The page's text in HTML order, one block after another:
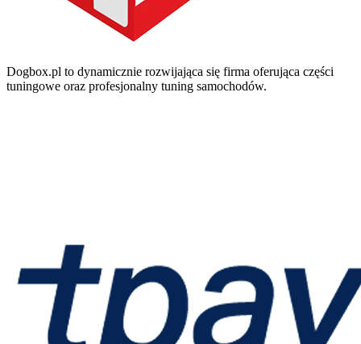
Dogbox.pl to dynamicznie rozwijająca się firma oferująca części
tuningowe oraz profesjonalny tuning samochodów.